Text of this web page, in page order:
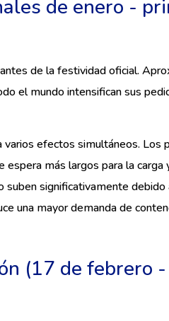
de enero -
de la festividad oficial.
el mundo intensifican sus
varios efectos simultáneos. Los
más largos para la
significativamente debido
una mayor demanda de
(17 de febrero